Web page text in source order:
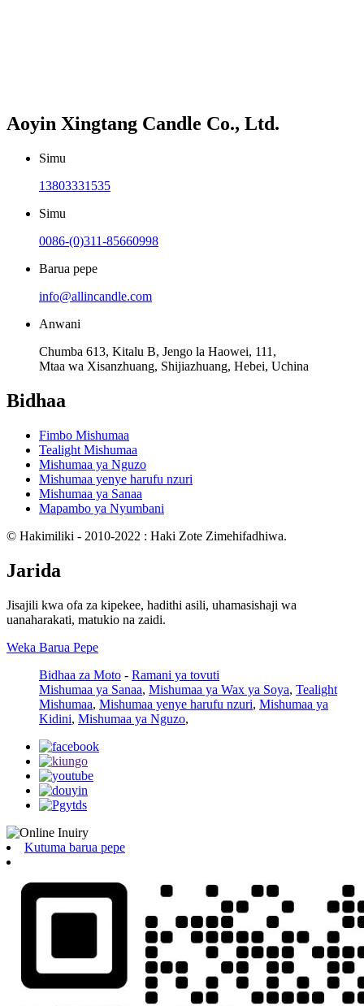
Aoyin Xingtang Candle Co., Ltd.
Simu
13803331535
Simu
0086-(0)311-85660998
Barua pepe
info@allincandle.com
Anwani
Chumba 613, Kitalu B, Jengo la Haowei, 111,
Mtaa wa Xisanzhuang, Shijiazhuang, Hebei, Uchina
Bidhaa
Fimbo Mishumaa
Tealight Mishumaa
Mishumaa ya Nguzo
Mishumaa yenye harufu nzuri
Mishumaa ya Sanaa
Mapambo ya Nyumbani
© Hakimiliki - 2010-2022 : Haki Zote Zimehifadhiwa.
Jarida
Jisajili kwa ofa za kipekee, hadithi asili, uhamasishaji wa
uanaharakati, matukio na zaidi.
Weka Barua Pepe
Bidhaa za Moto - Ramani ya tovuti
Mishumaa ya Sanaa, Mishumaa ya Wax ya Soya, Tealight
Mishumaa, Mishumaa yenye harufu nzuri, Mishumaa ya
Kidini, Mishumaa ya Nguzo,
Kutuma barua pepe